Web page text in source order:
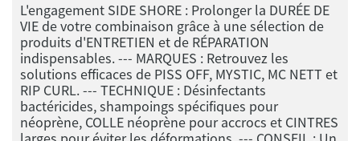
L'engagement SIDE SHORE : Prolonger la DURÉE DE
VIE de votre combinaison grâce à une sélection de
produits d'ENTRETIEN et de RÉPARATION
indispensables. --- MARQUES : Retrouvez les
solutions efficaces de PISS OFF, MYSTIC, MC NETT et
RIP CURL. --- TECHNIQUE : Désinfectants
bactéricides, shampoings spécifiques pour
néoprène, COLLE néoprène pour accrocs et CINTRES